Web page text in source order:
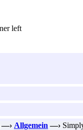
—› Allgemein —›